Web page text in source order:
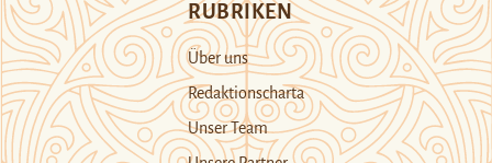
RUBRIKEN
Über uns
Redaktionscharta
Unser Team